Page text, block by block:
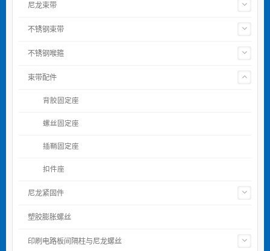
尼龙束带
不锈钢束带
不锈钢喉箍
束带配件
背胶固定座
螺丝固定座
插鞘固定座
扣件座
尼龙紧固件
塑胶膨胀螺丝
印刷电路板间隔柱与尼龙螺丝